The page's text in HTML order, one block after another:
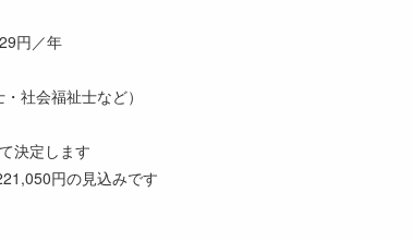
円／年
社会福祉士など）
決定します
円の見込みです